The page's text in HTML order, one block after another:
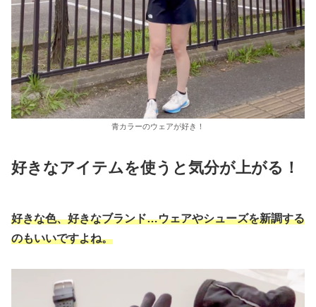
青カラーのウェアが好き！
好きなアイテムを使うと気分が上がる！
好きな色、好きなブランド…ウェアやシューズを新調する
のもいいですよね。